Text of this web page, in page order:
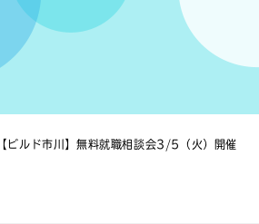
【ビルド市川】無料就職相談会3/5（火）開催